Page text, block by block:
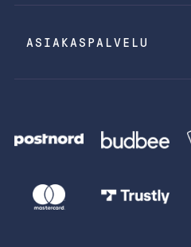
ASIAKASPALVELU